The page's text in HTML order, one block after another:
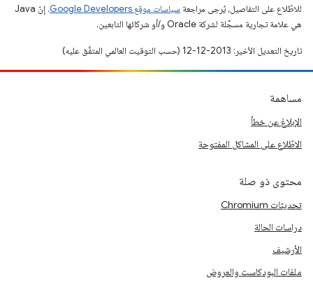
للاطّلاع على التفاصيل، يُرجى مراجعة سياسات موقع Google Developers‏
. إنّ Java
هي علامة تجارية مسجَّلة لشركة Oracle و/أو شركائها التابعين.
تاريخ التعديل الأخير: 2013-12-12 (حسب التوقيت العالمي المتفَّق عليه)
مساهمة
الإبلاغ عن خطأ
الاطّلاع على المشاكل المفتوحة
محتوى ذو صلة
تحديثات Chromium
دراسات الحالة
الأرشيف
ملفات البودكاست والعروض